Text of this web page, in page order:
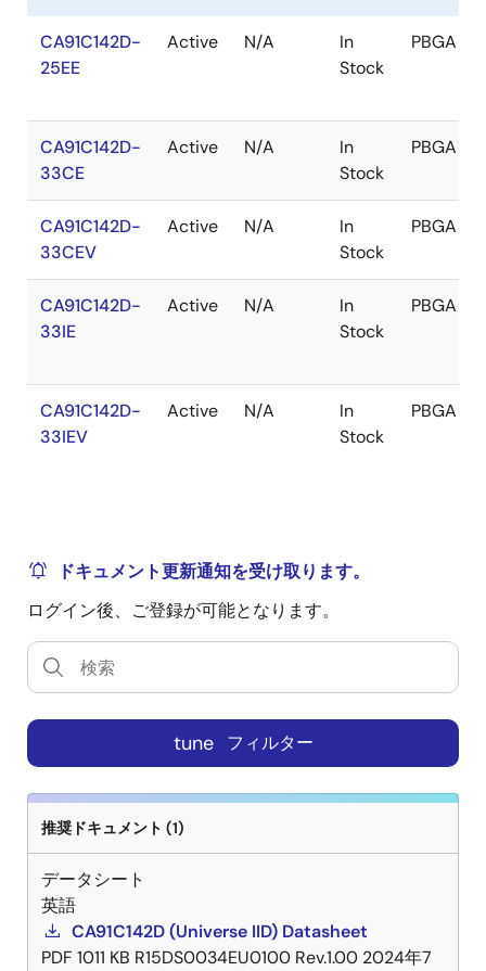
CA91C142D-
25EE
Active N/A
In
Stock
PBGA
CA91C142D-
33CE
Active N/A
In
Stock
PBGA
CA91C142D-
33CEV
Active N/A
In
Stock
PBGA
CA91C142D-
33IE
Active N/A
In
Stock
PBGA
CA91C142D-
33IEV
Active N/A
In
Stock
PBGA
ドキュメント更新通知を受け取ります。
ログイン後、ご登録が可能となります。
tune フィルター
推奨ドキュメント (1)
データシート
英語
CA91C142D (Universe IID) Datasheet
PDF 1011 KB R15DS0034EU0100 Rev.1.00 2024年7